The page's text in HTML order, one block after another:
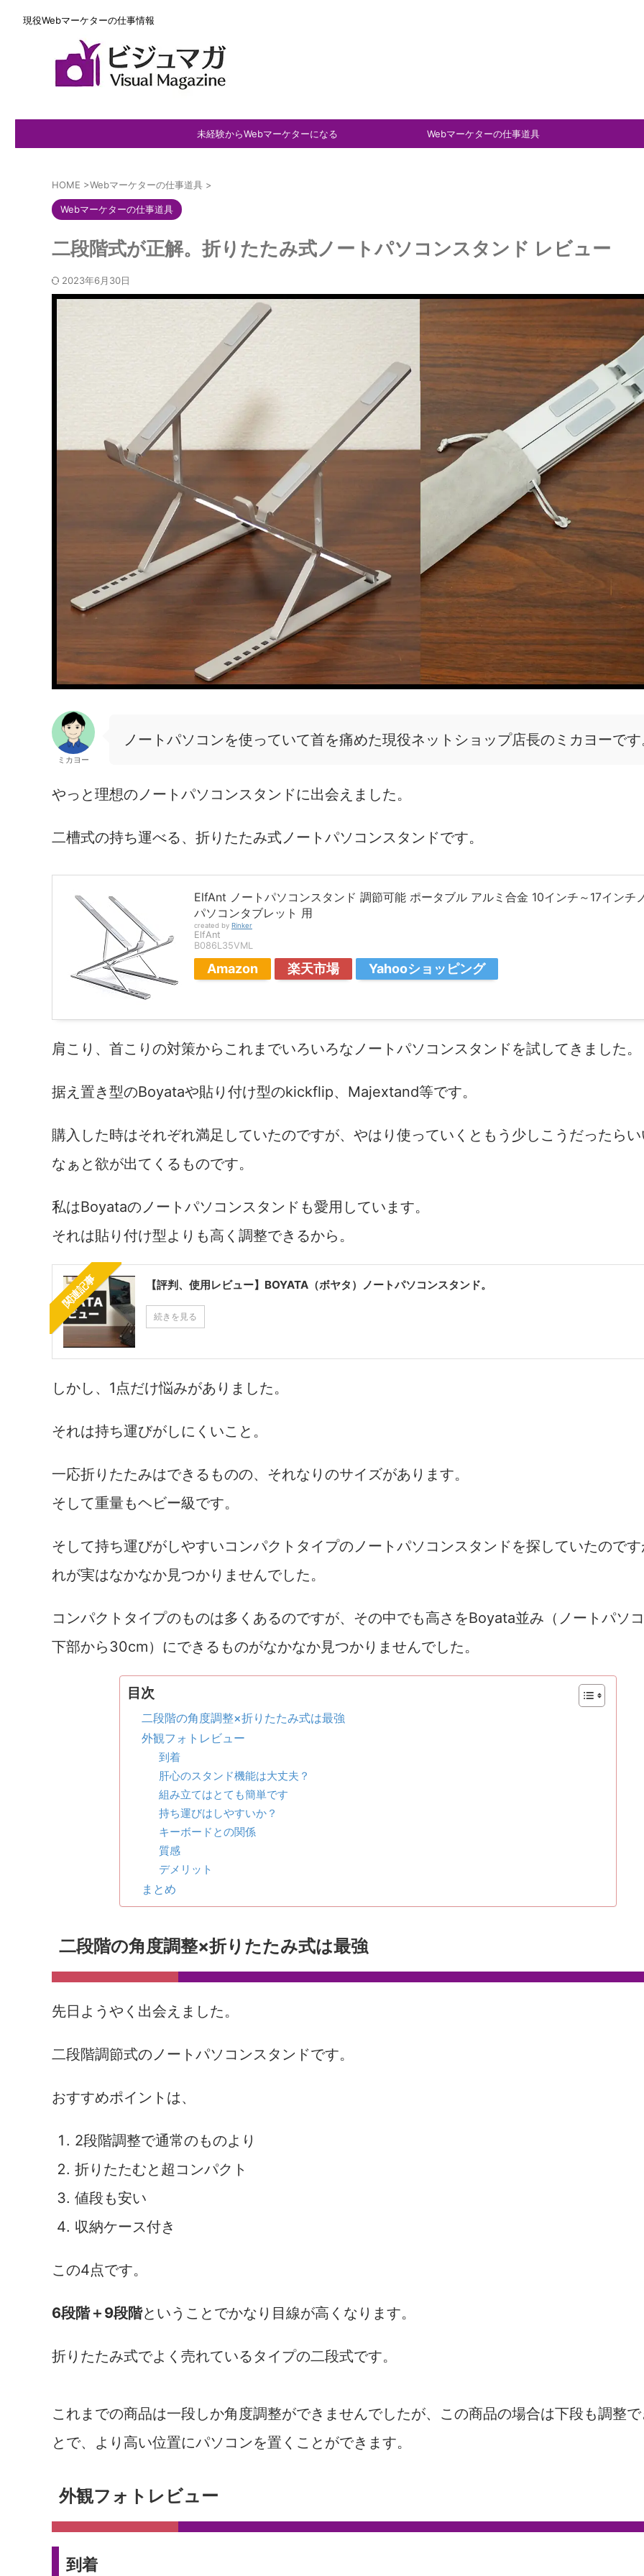
現役Webマーケターの仕事情報
未経験からWebマーケターになる Webマーケターの仕事道具
HOME >Webマーケターの仕事道具 >
Webマーケターの仕事道具
二段階式が正解。折りたたみ式ノートパソコンスタンド レビュー
2023年6月30日
ミカヨー
ノートパソコンを使っていて首を痛めた現役ネットショップ店長のミカヨーで
やっと理想のノートパソコンスタンドに出会えました。
二槽式の持ち運べる、折りたたみ式ノートパソコンスタンドです。
ElfAnt ノートパソコンスタンド 調節可能 ポータブル アルミ合金 10インチ～17インチ
パソコンタブレット 用
created by Rinker
ElfAnt
B086L35VML
Amazon 楽天市場 Yahooショッピング
肩こり、首こりの対策からこれまでいろいろなノートパソコンスタンドを試してきました。
据え置き型のBoyataや貼り付け型のkickflip、Majextand等です。
購入した時はそれぞれ満足していたのですが、やはり使っていくともう少しこうだったら
なぁと欲が出てくるものです。
私はBoyataのノートパソコンスタンドも愛用しています。
それは貼り付け型よりも高く調整できるから。
関連記事 【評判、使用レビュー】BOYATA（ボヤタ）ノートパソコンスタンド。
続きを見る
しかし、1点だけ悩みがありました。
それは持ち運びがしにくいこと。
一応折りたたみはできるものの、それなりのサイズがあります。
そして重量もヘビー級です。
そして持ち運びがしやすいコンパクトタイプのノートパソコンスタンドを探していたので
れが実はなかなか見つかりませんでした。
コンパクトタイプのものは多くあるのですが、その中でも高さをBoyata並み（ノートパソ
下部から30cm）にできるものがなかなか見つかりませんでした。
目次
二段階の角度調整×折りたたみ式は最強
外観フォトレビュー
到着
肝心のスタンド機能は大丈夫？
組み立てはとても簡単です
持ち運びはしやすいか？
キーボードとの関係
質感
デメリット
まとめ
二段階の角度調整×折りたたみ式は最強
先日ようやく出会えました。
二段階調節式のノートパソコンスタンドです。
おすすめポイントは、
2段階調整で通常のものより
折りたたむと超コンパクト
値段も安い
収納ケース付き
この4点です。
6段階＋9段階ということでかなり目線が高くなります。
折りたたみ式でよく売れているタイプの二段式です。
これまでの商品は一段しか角度調整ができませんでしたが、この商品の場合は下段も調整
とで、より高い位置にパソコンを置くことができます。
外観フォトレビュー
到着